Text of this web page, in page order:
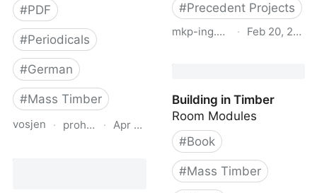
#PDF
#Periodicals
#German
#Mass Timber
vosjen · proholz.at
· Apr 16, 2026
#Precedent Projects
mkp-ing.com · Feb 20, 2022
Building in Timber
Room Modules
#Book
#Mass Timber